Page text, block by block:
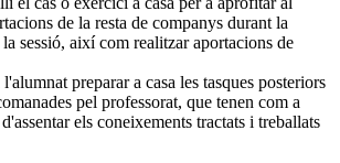
de la resta de companys durant la
sessió, així com realitzar aportacions de
preparar a casa les tasques posteriors
pel professorat, que tenen com a
els coneixements tractats i treballats